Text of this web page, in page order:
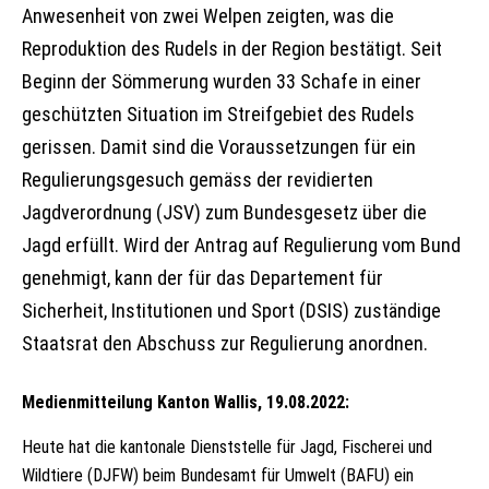
Anwesenheit von zwei Welpen zeigten, was die
Reproduktion des Rudels in der Region bestätigt. Seit
Beginn der Sömmerung wurden 33 Schafe in einer
geschützten Situation im Streifgebiet des Rudels
gerissen. Damit sind die Voraussetzungen für ein
Regulierungsgesuch gemäss der revidierten
Jagdverordnung (JSV) zum Bundesgesetz über die
Jagd erfüllt. Wird der Antrag auf Regulierung vom Bund
genehmigt, kann der für das Departement für
Sicherheit, Institutionen und Sport (DSIS) zuständige
Staatsrat den Abschuss zur Regulierung anordnen.
Medienmitteilung Kanton Wallis, 19.08.2022:
Heute hat die kantonale Dienststelle für Jagd, Fischerei und
Wildtiere (DJFW) beim Bundesamt für Umwelt (BAFU) ein